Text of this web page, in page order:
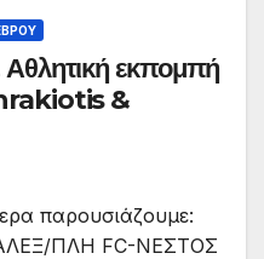
εκπομπή
&
παρουσιάζουμε:
ΠΛΗ FC-ΝΕΣΤΟΣ